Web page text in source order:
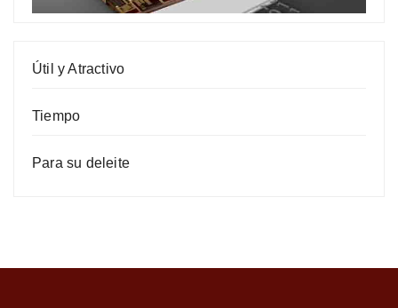
Útil y Atractivo
Tiempo
Para su deleite